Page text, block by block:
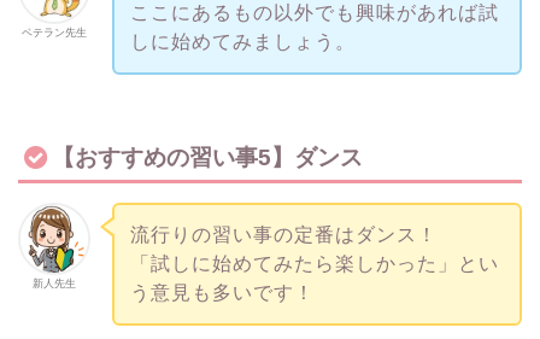
ベテラン先生
ここにあるもの以外でも興味があれば試
しに始めてみましょう。
【おすすめの習い事5】ダンス
新人先生
流行りの習い事の定番はダンス！
「試しに始めてみたら楽しかった」とい
う意見も多いです！